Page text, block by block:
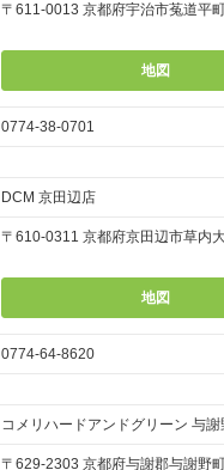
〒611-0013 京都府宇治市菟道平
地図
0774-38-0701
DCM 京田辺店
〒610-0311 京都府京田辺市草内
地図
0774-64-8620
コメリハードアンドグリーン 与謝
〒629-2303 京都府与謝郡与謝野